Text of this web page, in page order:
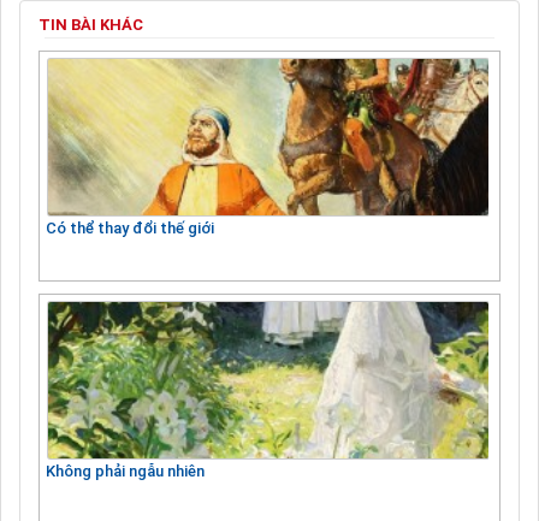
TIN BÀI KHÁC
Có thể thay đổi thế giới
Không phải ngẫu nhiên